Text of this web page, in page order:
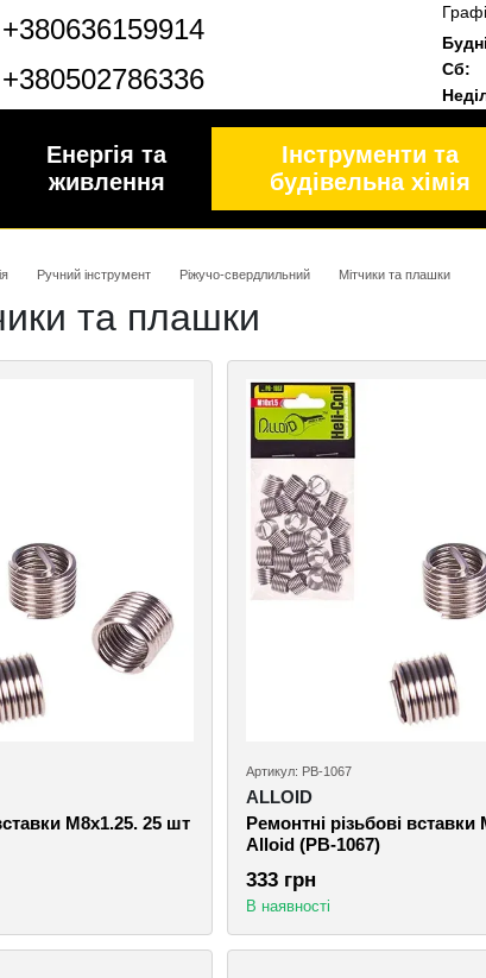
+380636159914
+380502786336
Сб:
Енергія та
живлення
Інструменти та
будівельна хімія
Ручний інструмент Ріжучо-свердлильний Мітчики та плашки
та плашки
M8х1.25. 25 шт
Артикул: РВ-1067
ALLOID
Ремонтні різьбові вставки
Alloid (РВ-1067)
333 грн
В наявності